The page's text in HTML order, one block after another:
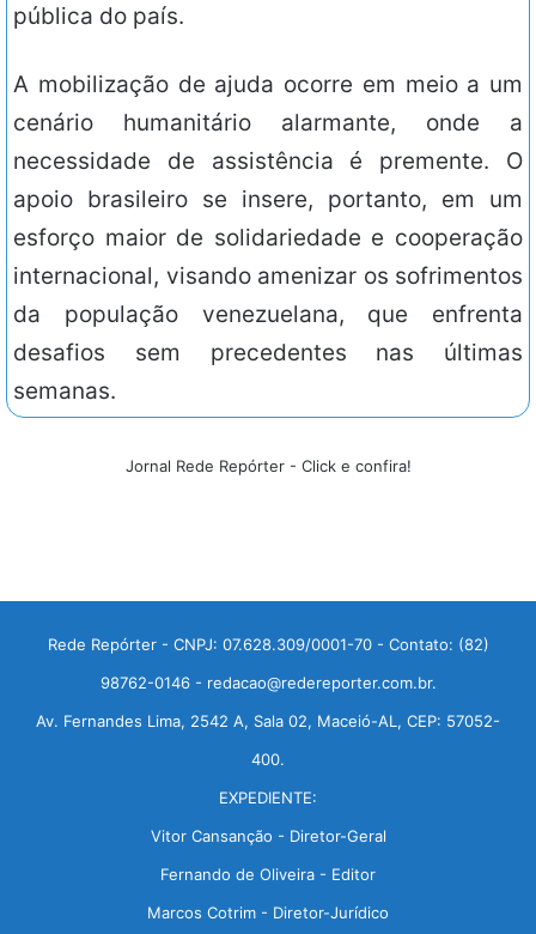
pública do país.
A mobilização de ajuda ocorre em meio a um
cenário humanitário alarmante, onde a
necessidade de assistência é premente. O
apoio brasileiro se insere, portanto, em um
esforço maior de solidariedade e cooperação
internacional, visando amenizar os sofrimentos
da população venezuelana, que enfrenta
desafios sem precedentes nas últimas
semanas.
Jornal Rede Repórter - Click e confira!
Rede Repórter - CNPJ: 07.628.309/0001-70 - Contato: (82)
98762-0146 - redacao@redereporter.com.br.
Av. Fernandes Lima, 2542 A, Sala 02, Maceió-AL, CEP: 57052-
400.
EXPEDIENTE:
Vitor Cansanção - Diretor-Geral
Fernando de Oliveira - Editor
Marcos Cotrim - Diretor-Jurídico